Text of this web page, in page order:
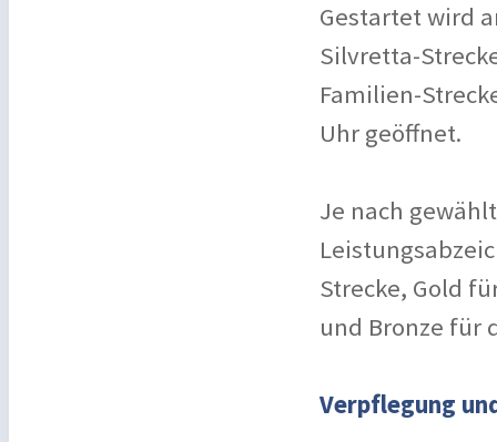
Gestartet wird
Silvretta-
Familien-
Uhr geöffnet.
Je nach
Strecke, Gold
und Bronze für
Verpflegung